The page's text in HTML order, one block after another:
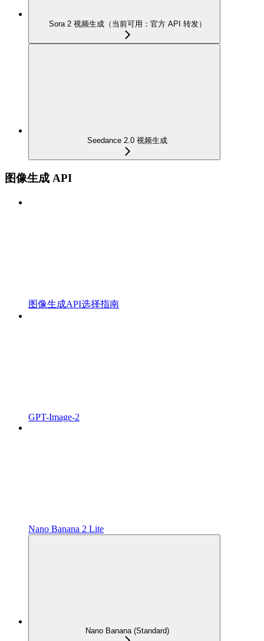
Sora 2 视频生成（当前可用：官方 API 转发）
Seedance 2.0 视频生成
图像生成 API
图像生成API选择指南
GPT-Image-2
Nano Banana 2 Lite
Nano Banana (Standard)